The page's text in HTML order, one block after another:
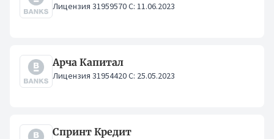
Лицензия 31959570 С: 11.06.2023
Арча Капитал
Лицензия 31954420 С: 25.05.2023
Спринт Кредит